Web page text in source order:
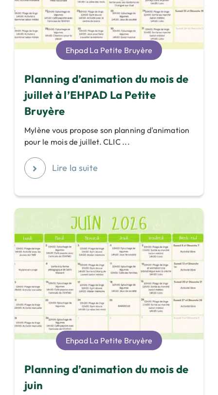
Ehpad La Petite Bruyère
Planning d’animation du mois de
juillet à l’EHPAD La Petite
Bruyère
Mylène vous propose son planning d'animation
pour le mois de juillet. CLIC ...
Lire la suite
Ehpad La Petite Bruyère
Planning d’animation du mois de
juin